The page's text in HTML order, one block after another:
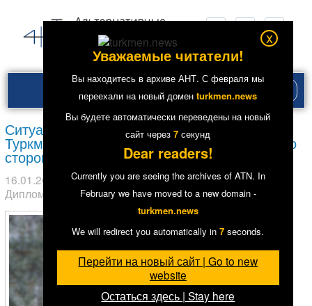
меню
Ситуация с политическими заключенными в
Туркменистане требует срочных действий со
стороны международного сообщества
16.01.2017 в рубрикеИз других СМИ,Лента. Метки:
Дипломатия
Произвол, Тюрьмы 4652
x
Уважаемые читатели!
Вы находитесь в архиве АНТ. С февраля мы
переехали на новый доменturkmen.news
Вы будете автоматически переведены на новый
сайт через6 секунд
Dear readers!
Currently you are seeing the archives of ATN. In
February we have moved to a new domain -
turkmen.news
We will redirect you automatically in6 seconds.
Перейти на новый сайт | Go to new
website
Остаться здесь | Stay here